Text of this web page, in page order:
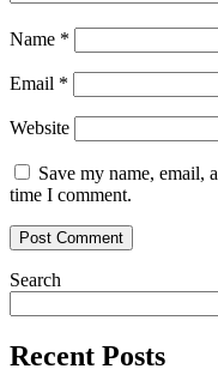
Name *
Email *
Website
Save my name, email,
time I comment.
Search
Recent Posts